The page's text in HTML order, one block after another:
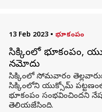
13 Feb 2023 • భూకంపం
సిక్కింలో భూకంపం,
నమోదు
సిక్కింలో సోమవారం
సిక్కింలోని యుక్సోమ్ పట్టణంలో
భూకంపం సంభవించిందని
తెలియజేసింది.